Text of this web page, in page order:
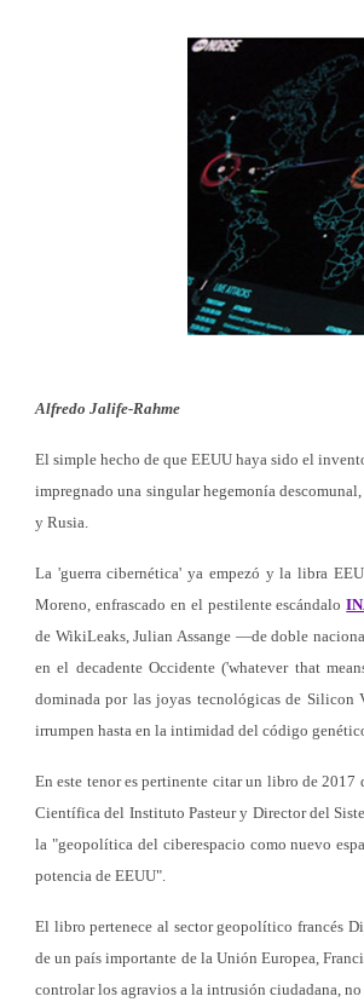
Alfredo Jalife-Rahme
El simple hecho de que EEUU haya sido el
impregnado una singular hegemonía
y Rusia.
La 'guerra cibernética' ya empezó y la libra
Moreno, enfrascado en el pestilente escándalo
de WikiLeaks, Julian Assange —de doble
en el decadente Occidente ('whatever that
dominada por las joyas tecnológicas de Silicon
irrumpen hasta en la intimidad del código
En este tenor es pertinente citar un libro de 2017
Científica del Instituto Pasteur y Director del
la "geopolítica del ciberespacio como nuevo
potencia de EEUU".
El libro pertenece al sector geopolítico francés
de un país importante de la Unión Europea,
controlar los agravios a la intrusión ciudadana, no